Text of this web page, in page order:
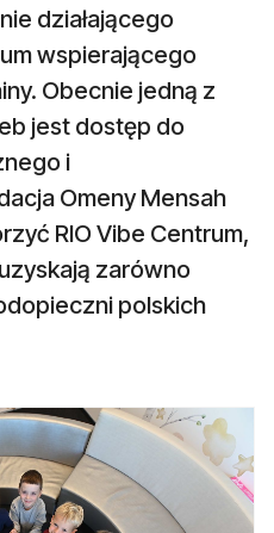
działającego
wspierającego
Obecnie jedną z
jest dostęp do
i
Omeny Mensah
RIO Vibe Centrum,
zarówno
polskich